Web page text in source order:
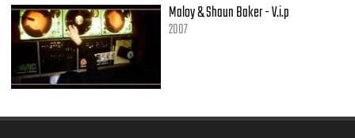
Maloy & Shaun Baker - V.i.p
2007